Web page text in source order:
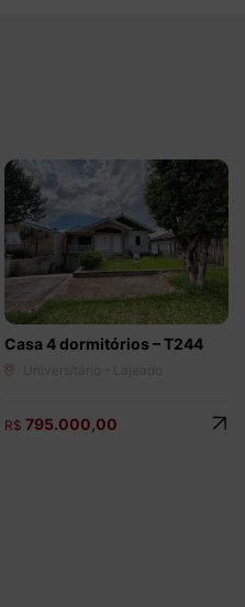
Casa 4 dormitórios – T244
R$ 795.000,00